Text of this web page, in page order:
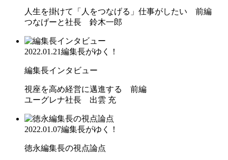
人生を掛けて「人をつなげる」仕事がしたい 前編
つなげーと社長 鈴木一郎
2022.01.21編集長がゆく！
編集長インタビュー
視座を高め経営に邁進する 前編
ユーグレナ社長 出雲 充
2022.01.07編集長がゆく！
徳永編集長の視点論点